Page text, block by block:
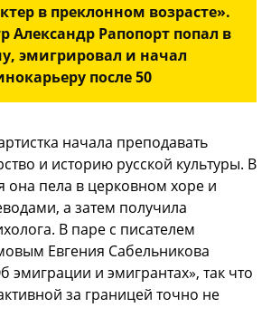
в преклонном возрасте».
Александр Рапопорт попал в
эмигрировал и начал
после 50
начала преподавать
и историю русской культуры. В
она пела в церковном хоре и
а затем получила
В паре с писателем
Евгения Сабельникова
эмиграции и эмигрантах», так что
за границей точно не